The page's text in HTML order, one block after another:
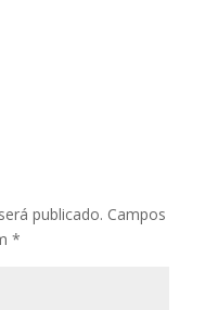
publicado. Campos
*